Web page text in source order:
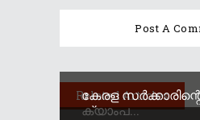
Related Articles
കേരള
ക്യാംപ...